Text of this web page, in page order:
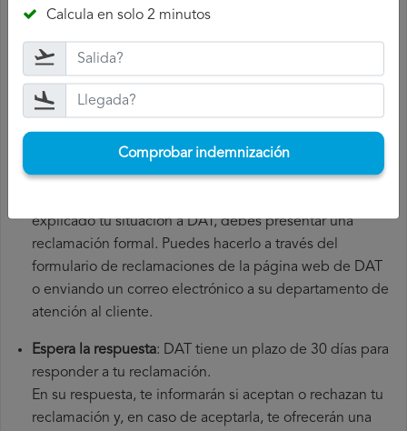
vuelo, la fecha de salida, el aeropuerto de origen y el
aeropuerto de destino. También es recomendable que
guardes todos los documentos relacionados con el
vuelo, como la tarjeta de embarque, el billete y los
explicado tu situación a DAT, debes presentar una
reclamación formal. Puedes hacerlo a través del
formulario de reclamaciones de la página web de DAT
o enviando un correo electrónico a su departamento de
atención al cliente.
Espera la respuesta: DAT tiene un plazo de 30 días para
responder a tu reclamación.
En su respuesta, te informarán si aceptan o rechazan tu
reclamación y, en caso de aceptarla, te ofrecerán una
Calcula en solo 2 minutos
Comprobar indemnización